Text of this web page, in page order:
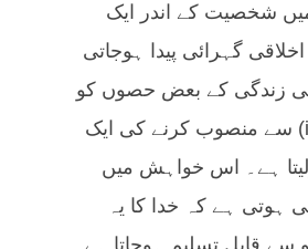
شخصیت کے اندر ایک
گہرائی پیدا ہوجاتی
زندگی کے بعض حصوں کو
اس تصور (idea) سے منصوب کرنے کی ایک
ہے۔ اس خواہش میں
ہوتی ہے کہ خدا کا یہ